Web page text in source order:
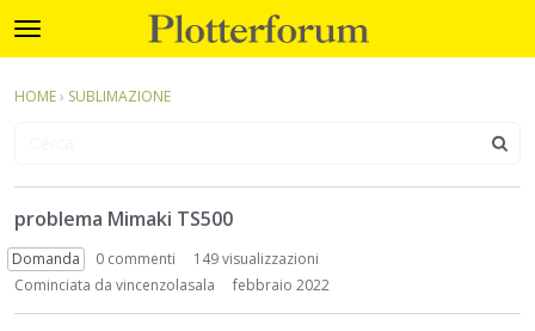
t
o
g
m
e
u
Plotterforum
Discussioni
Attività
Accedi Registrati
HOME› SUBLIMAZIONE
i
s
c
problema Mimaki TS500
Domanda 0 commenti
149 visualizzazioni
Cominciata da vincenzolasala febbraio 2022